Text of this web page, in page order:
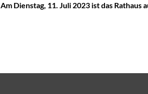
Am Dienstag, 11. Juli 2023 ist das